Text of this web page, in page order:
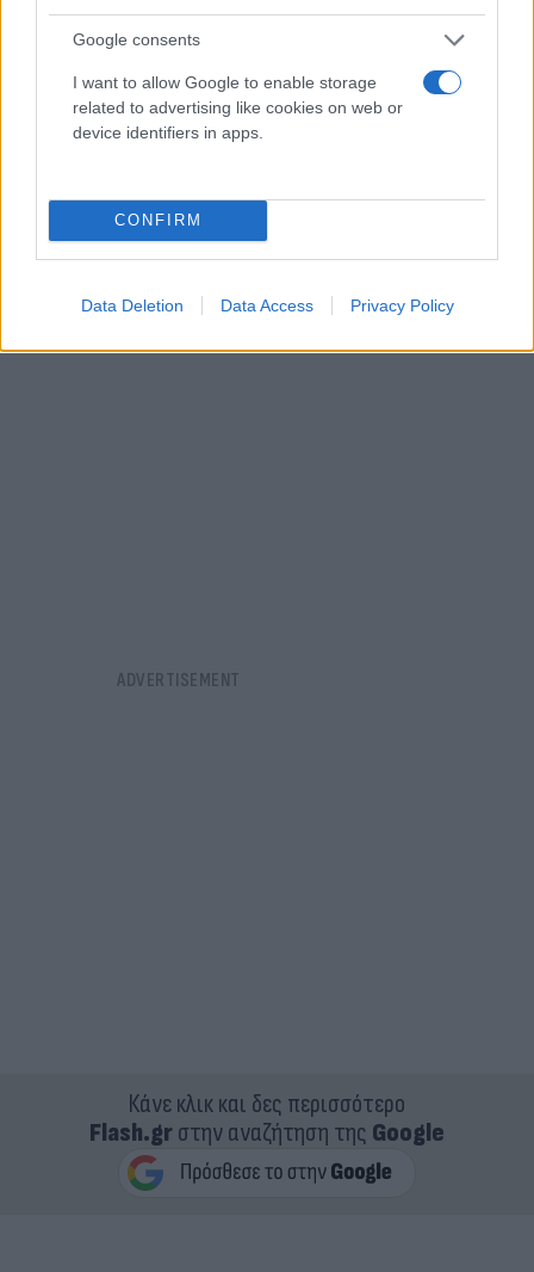
Google consents
I want to allow Google to enable storage
related to advertising like cookies on web or
device identifiers in apps.
CONFIRM
Data Deletion Data Access Privacy Policy
• Το QR Code, για τον έλεγχο γνησιότητας του
αποδεικτικού ενημερότητας.
• Ο Μοναδικός Αριθμός Καταχώρισης (ΜΑΡΚ) στο
επιδιώκεται η είσπραξη.
• Το ΑΤΑΚ του ακινήτου, για τη μεταβίβαση του
οποίου εκδίδεται το αποδεικτικό ενημερότητας.
Κάνε κλικ και δες περισσότερο
Flash.grστην αναζήτηση της Google